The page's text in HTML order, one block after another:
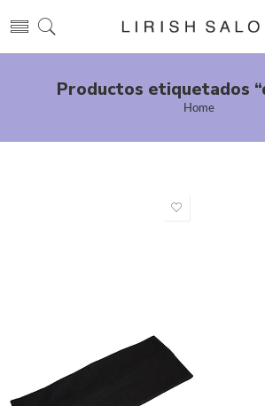
Productos etiquetados
Home